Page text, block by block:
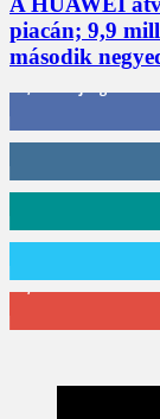
piacán; 9,9
második